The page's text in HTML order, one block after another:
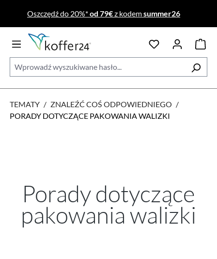
Przejdź do głównej zawartości
Oszczędź do 20%*od 79€z kodemsummer26
TEMATY / ZNALEŹĆ COŚ ODPOWIEDNIEGO /
PORADY DOTYCZĄCE PAKOWANIA WALIZKI
Porady dotyczące
pakowania walizki